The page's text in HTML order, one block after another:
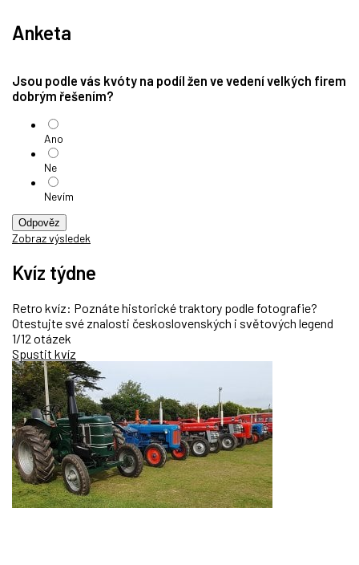
Anketa
Jsou podle vás kvóty na podíl žen ve vedení velkých firem
dobrým řešením?
Ano
Ne
Nevím
Odpověz
Zobraz výsledek
Kvíz týdne
Retro kvíz: Poznáte historické traktory podle fotografie?
Otestujte své znalosti československých i světových legend
1/12 otázek
Spustit kvíz